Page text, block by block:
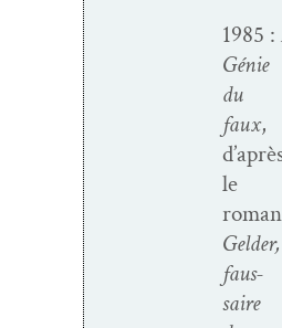
1985 :
Génie
du
faux,
le
roman
Gelder,
faus­
saire